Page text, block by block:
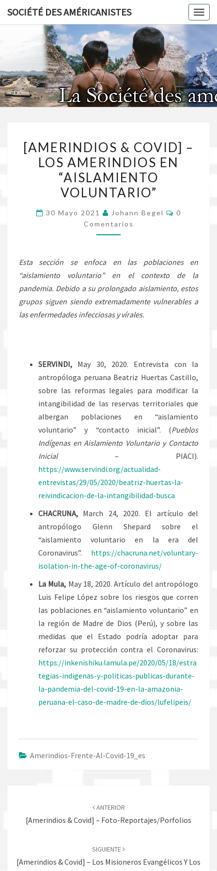
SOCIÉTÉ DES AMÉRICANISTES
&
COVID]
–
LOS
EN
“AISLAMIENTO
[AMERINDIOS & COVID] –
LOS AMERINDIOS EN
“AISLAMIENTO
VOLUNTARIO”
30 Mayo 2021 Johann Begel
0
Comentarios
Esta sección se enfoca en las poblaciones en
“aislamiento voluntario” en el contexto de la
pandemia. Debido a su prolongado aislamiento, estos
grupos siguen siendo extremadamente vulnerables a
las enfermedades infecciosas y vírales.
SERVINDI, May 30, 2020. Entrevista con la
antropóloga peruana Beatriz Huertas Castillo,
sobre las reformas legales para modificar la
intangibilidad de las reservas territoriales que
albergan poblaciones en “aislamiento
voluntario” y “contacto inicial”. (Pueblos
Indígenas en Aislamiento Voluntario y Contacto
Inicial – PIACI).
https://www.servindi.org/actualidad-
entrevistas/29/05/2020/beatriz-huertas-la-
reivindicacion-de-la-intangibilidad-busca
CHACRUNA, March 24, 2020. El artículo del
antropólogo Glenn Shepard sobre el
“aislamiento voluntario en la era del
Coronavirus”. https://chacruna.net/voluntary-
isolation-in-the-age-of-coronavirus/
La Mula, May 18, 2020. Artículo del antropólogo
Luis Felipe López sobre los riesgos que corren
las poblaciones en “aislamiento voluntario” en
la región de Madre de Dios (Perú), y sobre las
medidas que el Estado podría adoptar para
reforzar su protección contra el Coronavirus:
https://inkenishiku.lamula.pe/2020/05/18/estra
tegias-indigenas-y-politicas-publicas-durante-
la-pandemia-del-covid-19-en-la-amazonia-
peruana-el-caso-de-madre-de-dios/lufelipeis/
Amerindios-Frente-Al-Covid-19_es
entradas
ANTERIOR
[Amerindios & Covid] – Foto-Reportajes/Porfolios
SIGUIENTE
[Amerindios & Covid] – Los Misioneros Evangélicos Y Los